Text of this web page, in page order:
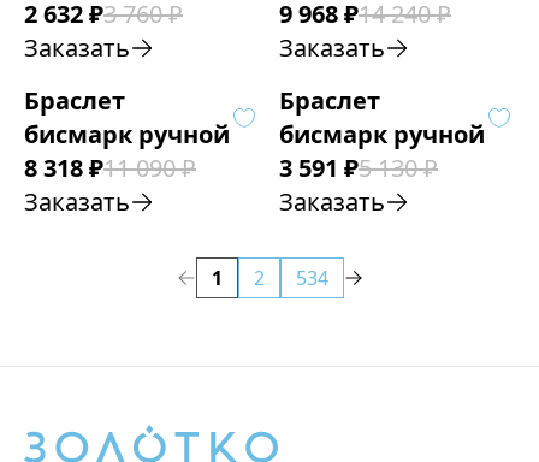
2 632₽3 760₽
Заказать
9 968₽14 240₽
Заказать
Браслет
бисмарк ручной
8 318₽11 090₽
Заказать
Браслет
бисмарк ручной
3 591 ₽5 130₽
Заказать
1 2 534